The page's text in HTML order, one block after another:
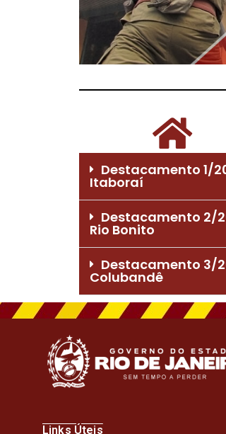
Destacamento 1/
Itaboraí
Destacamento 2/
Rio Bonito
Destacamento 3/
Colubandê
Links Úteis